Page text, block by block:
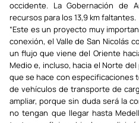
occidente. La Gobernación de
recursos para los 13,9 km faltantes.
“Este es un proyecto muy
conexión, el Valle de San Nicolás
un flujo que viene del Oriente
Medio e, incluso, hacia el Norte
que se hace con especificaciones
de vehículos de transporte de
ampliar, porque sin duda será la
no tengan que llegar hasta